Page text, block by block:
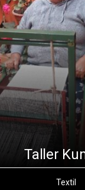
Taller
Textil